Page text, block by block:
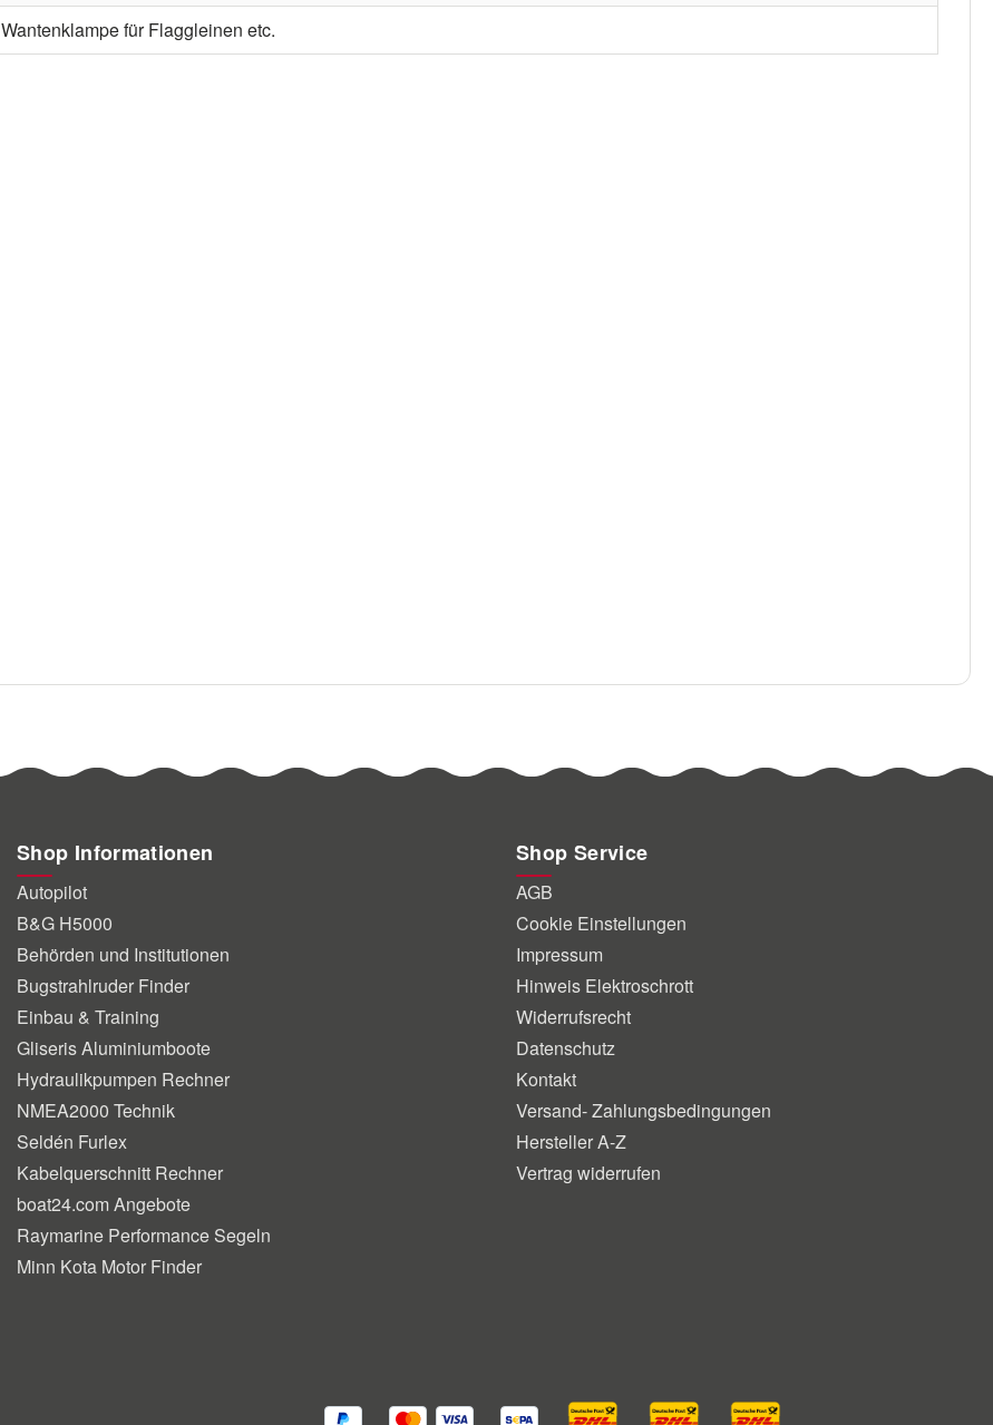
Wantenklampe für Flaggleinen etc.
Shop Informationen
Autopilot
B&G H5000
Behörden und Institutionen
Bugstrahlruder Finder
Einbau & Training
Gliseris Aluminiumboote
Hydraulikpumpen Rechner
NMEA2000 Technik
Seldén Furlex
Kabelquerschnitt Rechner
boat24.com Angebote
Raymarine Performance Segeln
Minn Kota Motor Finder
Shop Service
AGB
Cookie Einstellungen
Impressum
Hinweis Elektroschrott
Widerrufsrecht
Datenschutz
Kontakt
Versand- Zahlungsbedingungen
Hersteller A-Z
Vertrag widerrufen